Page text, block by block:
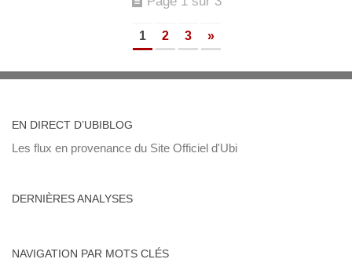
1 2 3 »
EN DIRECT D’UBIBLOG
Les flux en provenance du Site Officiel d'Ubi
DERNIÈRES ANALYSES
NAVIGATION PAR MOTS CLÉS